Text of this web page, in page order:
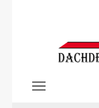
Zum Hauptinhalt